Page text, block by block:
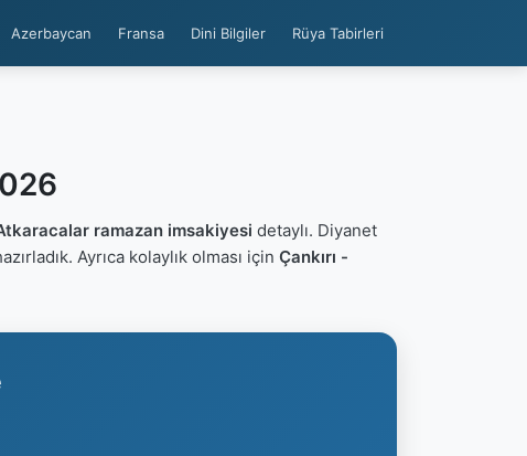
Azerbaycan Fransa Dini Bilgiler Rüya Tabirleri
ramazan imsakiyesi detaylı. Diyanet
Ayrıca kolaylık olması için Çankırı -